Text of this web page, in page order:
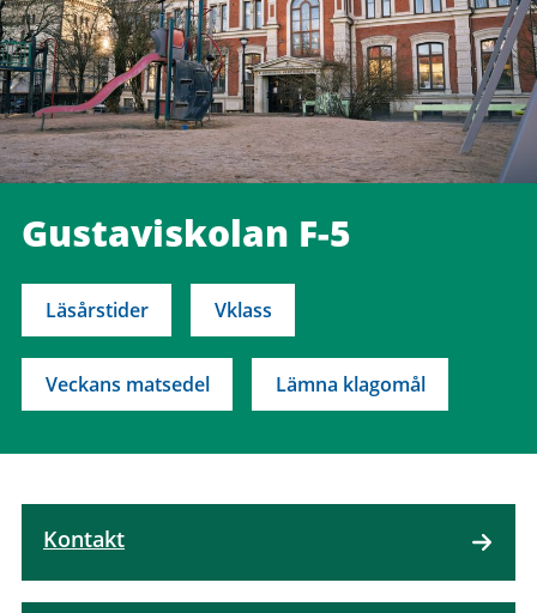
Gustaviskolan F-5
Läsårstider Vklass
Veckans matsedel Lämna klagomål
Kontakt